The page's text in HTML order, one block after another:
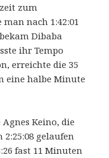
zum
nach 1:42:01
Dibaba
ihr Tempo
erreichte die 35
eine halbe Minute
Keino, die
gelaufen
fast 11 Minuten